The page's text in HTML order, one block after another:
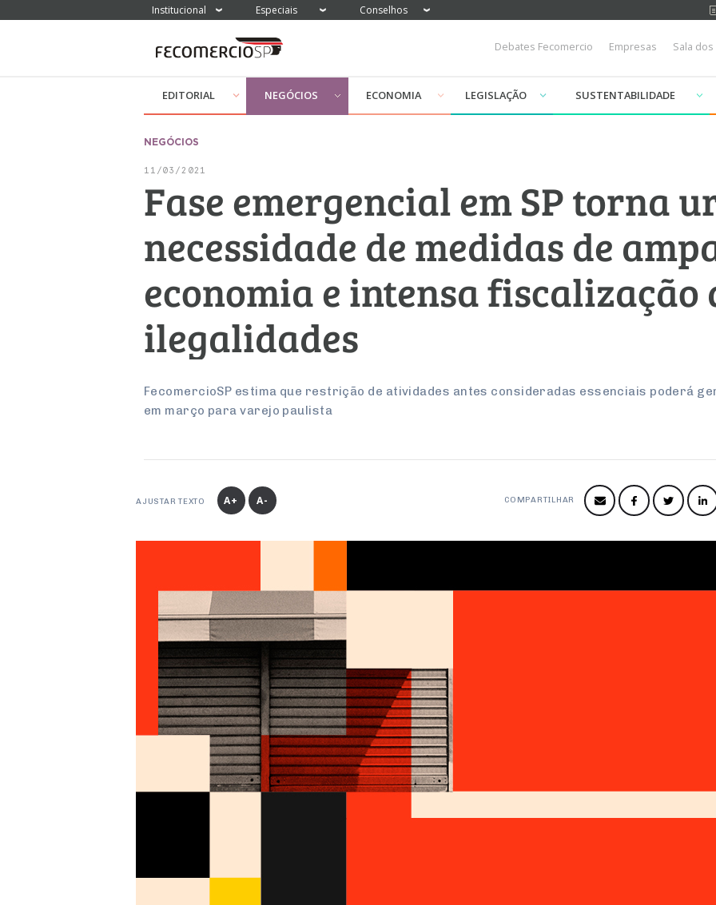
Institucional Especiais Conselhos
Debates Fecomercio Empresas Sala
EDITORIAL NEGÓCIOS ECONOMIA LEGISLAÇÃO SUSTENTABILIDADE
NEGÓCIOS
11/03/2021
Fase emergencial em SP torna
necessidade de medidas de
economia e intensa fiscalização
ilegalidades
FecomercioSP estima que restrição de atividades antes consideradas essenciais poderá
em março para varejo paulista
AJUSTAR TEXTO A+ A- COMPARTILHAR